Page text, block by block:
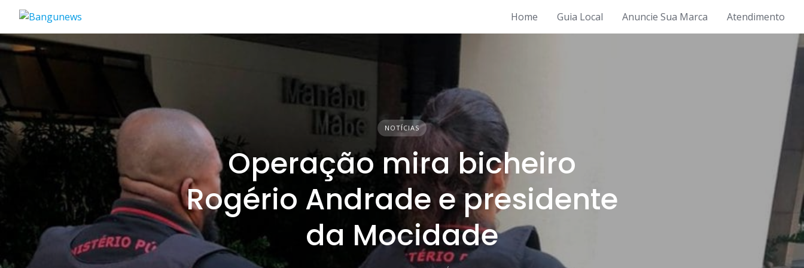
Home Guia Local Anuncie Sua Marca Atendimento
NOTÍCIAS
Operação mira bicheiro
Rogério Andrade e presidente
da Mocidade